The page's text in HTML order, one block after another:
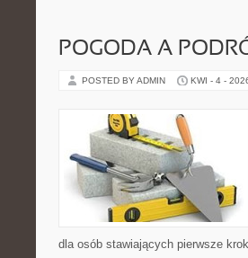
POGODA A
POSTED BY ADMIN KWI - 4 -
dla osób stawiających pierwsze